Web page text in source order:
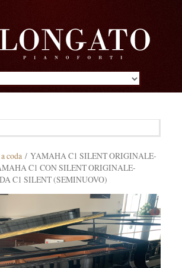
coda/ YAMAHA C1 SILENT ORIGINALE-
C1 CON SILENT ORIGINALE-
C1 SILENT (SEMINUOVO)